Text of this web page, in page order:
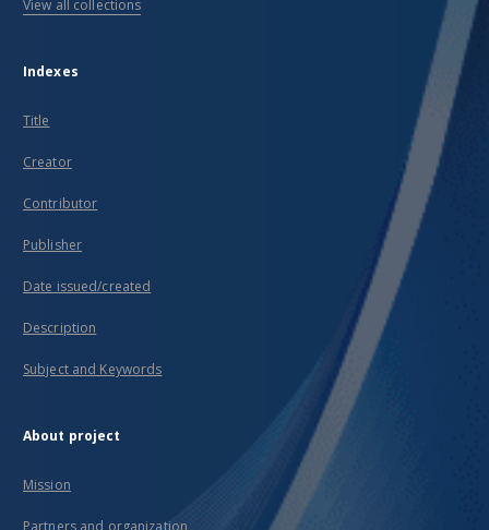
View all collections
Indexes
Title
Creator
Contributor
Publisher
Date issued/created
Description
Subject and Keywords
About project
Mission
Partners and organization